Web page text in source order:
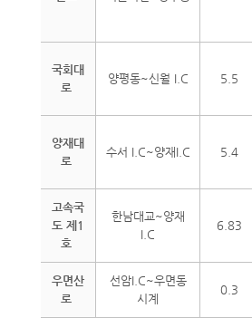
국회대
로
양평동~신월 I.C 5.5
양재대
로
수서 I.C~양재I.C 5.4
고속국
도 제1
호
한남대교~양재
I.C
6.83
우면산
로
선암I.C~우면동
시계
0.3